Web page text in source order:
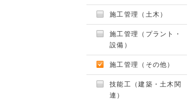
施工管理（土木）
施工管理（プラント・
設備）
施工管理（その他）
技能工（建築・土木関
連）